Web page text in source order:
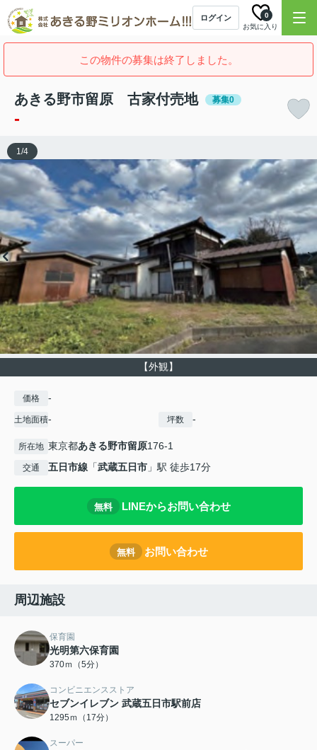
ログイン
お気に入り
0
この物件の募集は終了しました。
あきる野市留原 古家付売地 募集0
-
【外観】
1/4
価格 -
土地面積- 坪数 -
所在地 東京都あきる野市留原176-1
交通 五日市線 「武蔵五日市 」駅 徒歩17分
無料 LINEからお問い合わせ
無料 お問い合わせ
周辺施設
保育園
光明第六保育園
370ｍ（5分）
コンビニエンスストア
セブンイレブン 武蔵五日市駅前店
1295ｍ（17分）
スーパー